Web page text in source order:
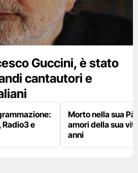
Guccini, è stato
cantautori e
Radio3 e
Morto nella sua
amori della sua
anni